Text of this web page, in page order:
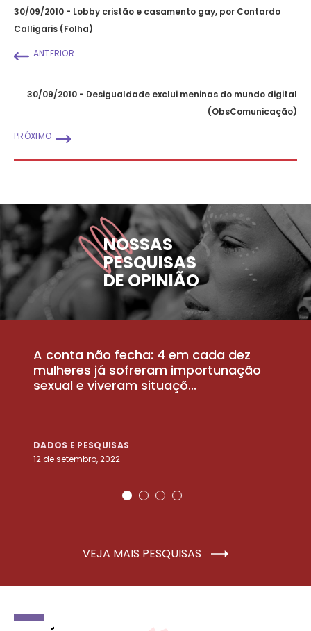
30/09/2010 - Lobby cristão e casamento gay, por Contardo
Calligaris (Folha)
ANTERIOR
30/09/2010 - Desigualdade exclui meninas do mundo digital
(ObsComunicação)
PRÓXIMO
NOSSAS
PESQUISAS
DE OPINIÃO
A conta não fecha: 4 em cada dez
mulheres já sofreram importunação
sexual e viveram situaçõ...
DADOS E PESQUISAS
12 de setembro, 2022
VEJA MAIS PESQUISAS